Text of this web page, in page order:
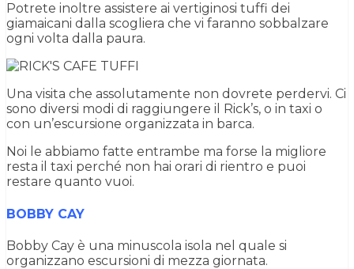
Potrete inoltre assistere ai vertiginosi tuffi dei
giamaicani dalla scogliera che vi faranno sobbalzare
ogni volta dalla paura.
Una visita che assolutamente non dovrete perdervi. Ci
sono diversi modi di raggiungere il Rick’s, o in taxi o
con un’escursione organizzata in barca.
Noi le abbiamo fatte entrambe ma forse la migliore
resta il taxi perché non hai orari di rientro e puoi
restare quanto vuoi.
BOBBY CAY
Bobby Cay è una minuscola isola nel quale si
organizzano escursioni di mezza giornata.